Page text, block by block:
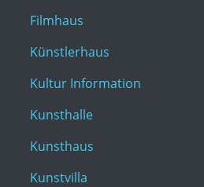
Filmhaus
Künstlerhaus
Kultur Information
Kunsthalle
Kunsthaus
Kunstvilla